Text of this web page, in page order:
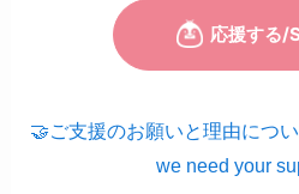
🤝ご支援のお願いと理由につ
we need your